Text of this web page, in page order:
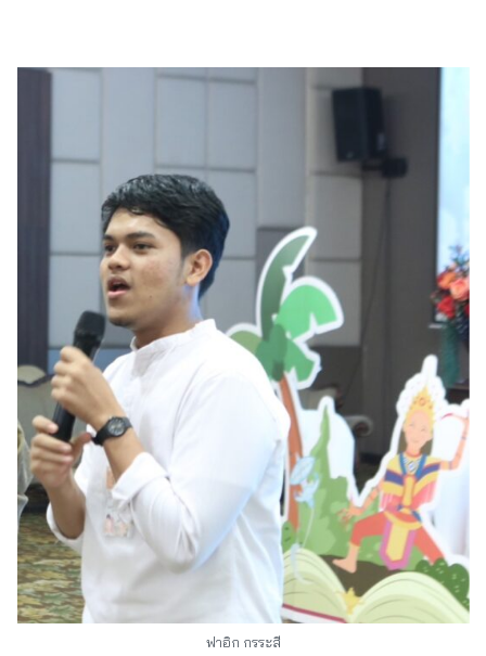
ฟาอิก กรระสี